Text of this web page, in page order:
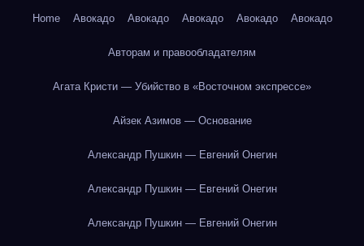
Home Авокадо Авокадо Авокадо Авокадо Авокадо
Авторам и правообладателям
Агата Кристи — Убийство в «Восточном экспрессе»
Айзек Азимов — Основание
Александр Пушкин — Евгений Онегин
Александр Пушкин — Евгений Онегин
Александр Пушкин — Евгений Онегин